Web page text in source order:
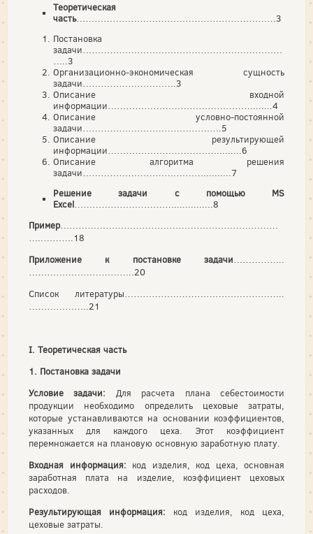
Теоретическая
часть…………………………………………………………3
Постановка
задачи…………………………………………………………
…..3
Организационно-экономическая сущность
задачи………………………….3
Описание входной
информации………………………………………….......4
Описание условно-постоянной
задачи……………………………………….5
Описание результирующей
информации……………………………….........6
Описание алгоритма решения
задачи………………………….………..........7
Решение задачи с помощью MS
Excel……………………………..............8
Пример………………………………………………………………
…..……….18
Приложение к постановке задачи……………..
……………………………..20
Список литературы……………………………………………..
………………..21
I. Теоретическая часть
1. Постановка задачи
Условие задачи: Для расчета плана себестоимости
продукции необходимо определить цеховые затраты,
которые устанавливаются на основании коэффициентов,
указанных для каждого цеха. Этот коэффициент
перемножается на плановую основную заработную плату.
Входная информация: код изделия, код цеха, основная
заработная плата на изделие, коэффициент цеховых
расходов.
Результирующая информация: код изделия, код цеха,
цеховые затраты.